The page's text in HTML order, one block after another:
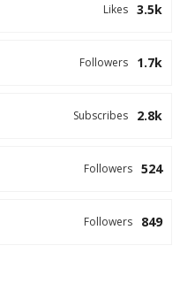
3.5k
Likes
1.7k
Followers
2.8k
Subscribes
524
Followers
849
Followers